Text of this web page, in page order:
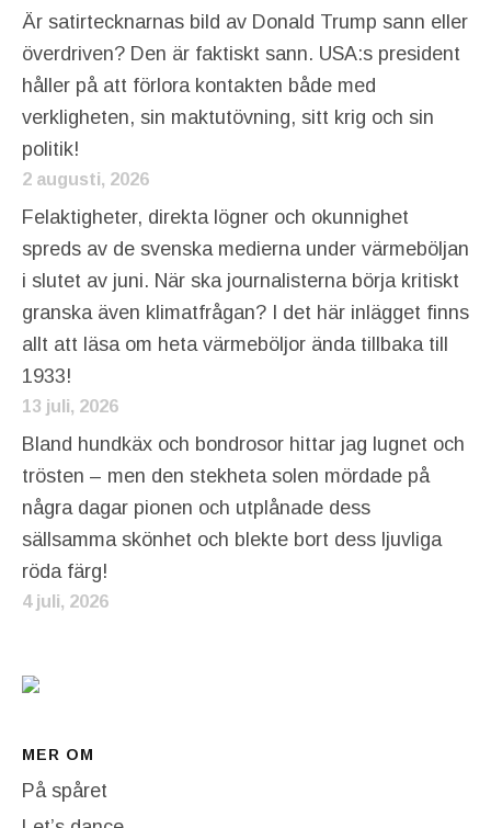
Är satirtecknarnas bild av Donald Trump sann eller
överdriven? Den är faktiskt sann. USA:s president
håller på att förlora kontakten både med
verkligheten, sin maktutövning, sitt krig och sin
politik!
2 augusti, 2026
Felaktigheter, direkta lögner och okunnighet
spreds av de svenska medierna under värmeböljan
i slutet av juni. När ska journalisterna börja kritiskt
granska även klimatfrågan? I det här inlägget finns
allt att läsa om heta värmeböljor ända tillbaka till
1933!
13 juli, 2026
Bland hundkäx och bondrosor hittar jag lugnet och
trösten – men den stekheta solen mördade på
några dagar pionen och utplånade dess
sällsamma skönhet och blekte bort dess ljuvliga
röda färg!
4 juli, 2026
MER OM
På spåret